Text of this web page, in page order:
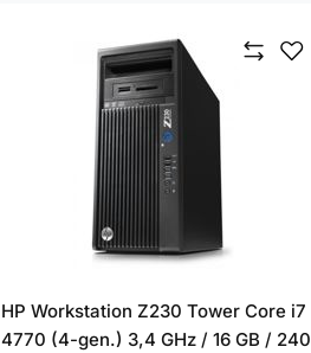
HP Workstation Z230 Tower Core i7
4770 (4-gen.) 3,4 GHz / 16 GB / 240